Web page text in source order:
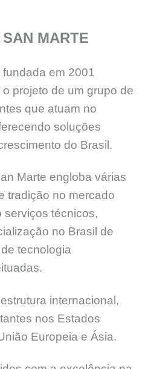
MARTE
em 2001
projeto de um grupo de
que atuam no
soluções
do Brasil.
Marte engloba várias
tradição no mercado
serviços técnicos,
no Brasil de
tecnologia
internacional,
nos Estados
Europeia e Ásia.